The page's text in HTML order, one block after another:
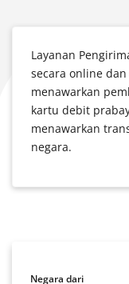
Layanan
secara online
menawarkan
kartu debit
menawarkan
negara.
Negara dari